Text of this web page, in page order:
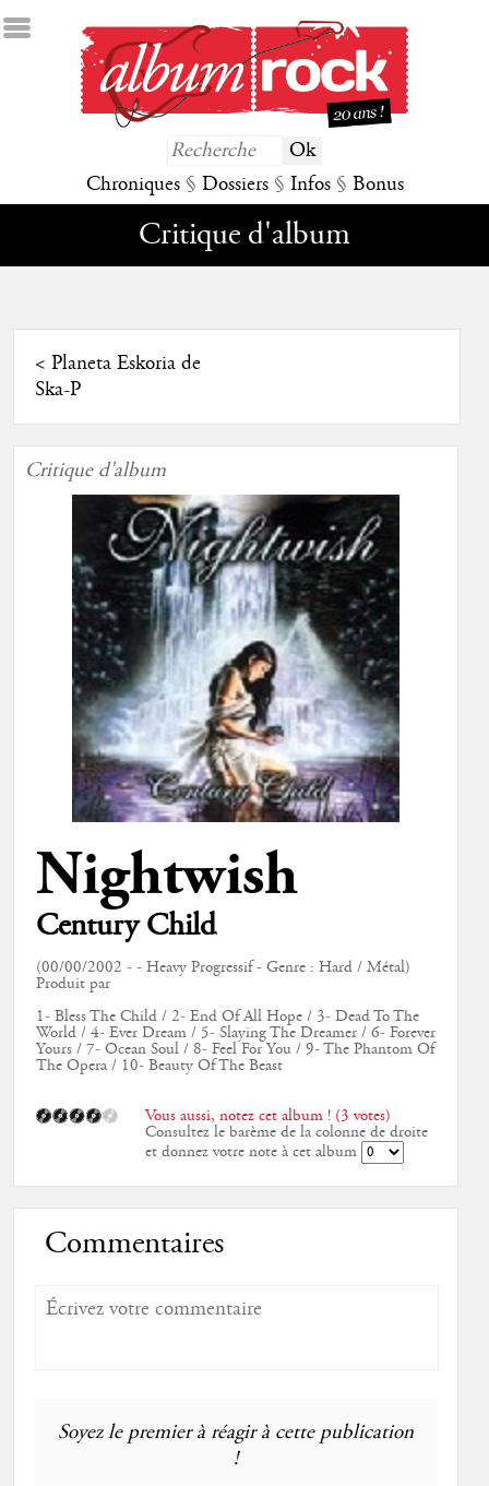
Chroniques § Dossiers § Infos § Bonus
Critique d'album
< Planeta Eskoria de
Ska-P
Critique d'album
Nightwish
Century Child
(00/00/2002 - - Heavy Progressif - Genre : Hard / Métal)
Produit par
1- Bless The Child / 2- End Of All Hope / 3- Dead To The
World / 4- Ever Dream / 5- Slaying The Dreamer / 6- Forever
Yours / 7- Ocean Soul / 8- Feel For You / 9- The Phantom Of
The Opera / 10- Beauty Of The Beast
Vous aussi, notez cet album ! (3 votes)
Consultez le barème de la colonne de droite
et donnez votre note à cet album
Commentaires
Soyez le premier à réagir à cette publication
!